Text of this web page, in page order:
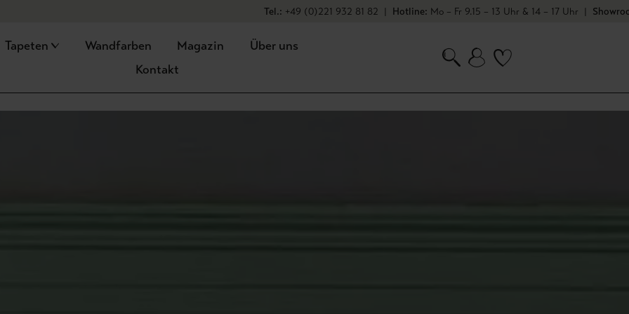
★ ★ ★ ★ ★Bei 1245 Bewertungen
Tel.: +49 (0)221 932 81 82 | Hotline: Mo – Fr 9.15 – 13 Uhr & 14 – 17 Uhr |
Tapeten Wandfarben Magazin
Über uns
Kontakt